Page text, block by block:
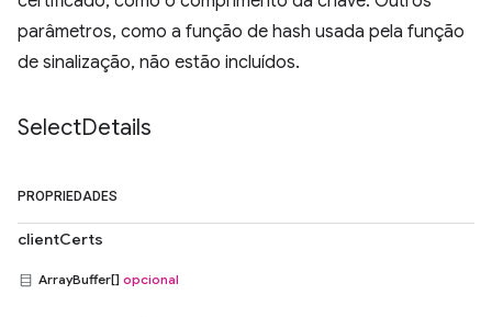
parâmetros, como a função de hash usada pela função
de sinalização, não estão incluídos.
SelectDetails
PROPRIEDADES
clientCerts
ArrayBuffer[] opcional